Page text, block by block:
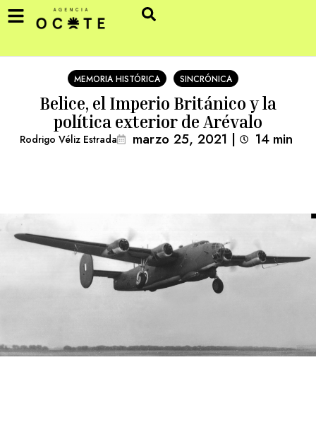
MEMORIA HISTÓRICA SINCRÓNICA
Belice, el Imperio Británico y la
política exterior de Arévalo
Rodrigo Véliz Estrada marzo 25, 2021 | 14 min